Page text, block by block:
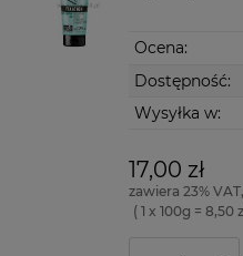
Ocena:
Dostępność:
Wysyłka w:
17,00 zł
zawiera 23%
( 1 x 100g = 8,50